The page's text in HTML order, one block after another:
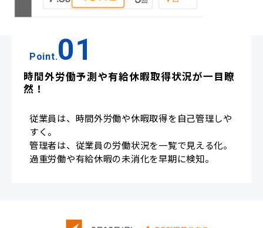
Point.01
時間外労働予測や有給休暇取得状況が一目瞭
然！
従業員は、時間外労働や休暇取得を自己管理しや
すく。
管理者は、従業員の労働状況を一覧で見える化。
過重労働や有給休暇の未消化を早期に検知。